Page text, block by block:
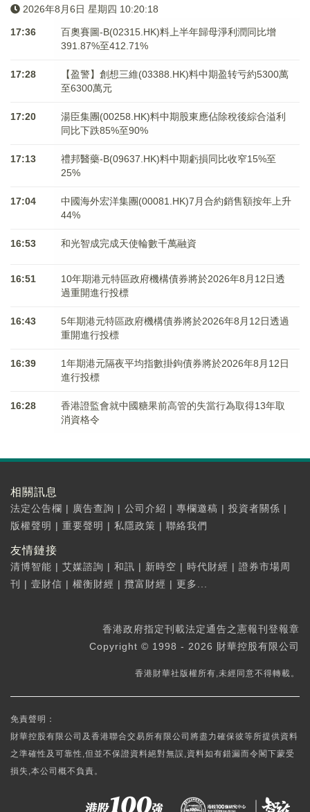
2026年8月6日 星期四 10:20:18
17:36
百奧賽圖-B(02315.HK)料上半年歸母淨利潤同比增
391.87%至412.71%
17:28
【盈警】創想三維(03388.HK)料中期盈转亏約5300萬
至6300萬元
17:20
湯臣集團(00258.HK)料中期股東應佔除稅後綜合溢利
同比下跌85%至90%
17:13
禮邦醫藥-B(09637.HK)料中期虧損同比收窄15%至
25%
17:04
中國海外宏洋集團(00081.HK)7月合約銷售額按年上升
44%
16:53 和光智成完成天使輪數千萬融資
16:51
10年期港元特區政府機構債券將於2026年8月12日透
過重開進行投標
16:43
5年期港元特區政府機構債券將於2026年8月12日透過
重開進行投標
16:39
1年期港元隔夜平均指數掛鉤債券將於2026年8月12日
進行投標
16:28
香港證監會就中國糖果前高管的失當行為取得13年取
消資格令
相關訊息
法定公告欄 | 廣告查詢 | 公司介紹 | 專欄邀稿 | 投資者關係 |
版權聲明 | 重要聲明 | 私隱政策 | 聯絡我們
友情鏈接
清博智能 | 艾媒諮詢 | 和訊 | 新時空 | 時代財經 | 證券市場周
刊
| 壹財信 | 權衡財經 | 攬富財經 | 更多...
香港政府指定刊載法定通告之憲報刊登報章
Copyright © 1998 - 2026 財華控股有限公司
香港財華社版權所有,未經同意不得轉載。
免責聲明：
財華控股有限公司及香港聯合交易所有限公司將盡力確保彼等所提供資料
之準確性及可靠性,但並不保證資料絕對無誤,資料如有錯漏而令閣下蒙受
損失,本公司概不負責。